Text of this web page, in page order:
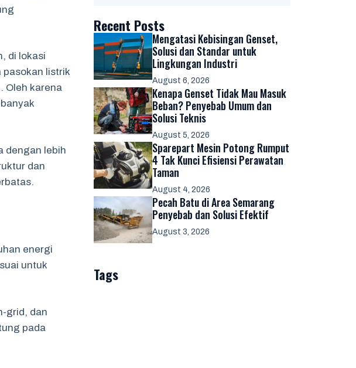
di lokasi
pasokan listrik
Oleh karena
dengan lebih
dan
energi
untuk
grid, dan
pada
Recent Posts
Mengatasi Kebisingan Genset,
Solusi dan Standar untuk
Lingkungan Industri
August 6, 2026
Kenapa Genset Tidak Mau Masuk
Beban? Penyebab Umum dan
Solusi Teknis
August 5, 2026
Sparepart Mesin Potong Rumput
4 Tak Kunci Efisiensi Perawatan
Taman
August 4, 2026
Pecah Batu di Area Semarang
Penyebab dan Solusi Efektif
August 3, 2026
Tags